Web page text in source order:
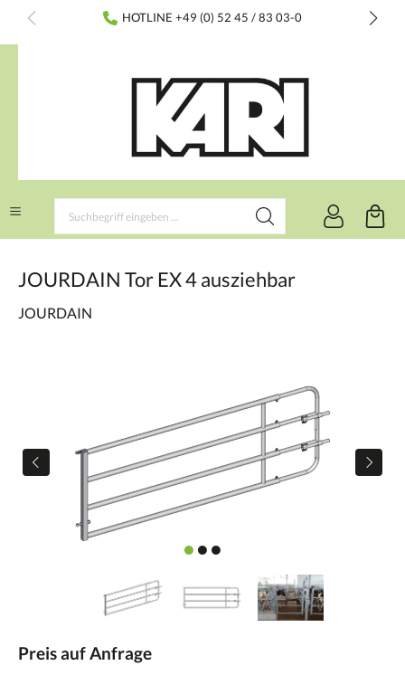
springen HOTLINE +49 (0) 52 45 / 83 03-0
JOURDAIN Tor EX 4 ausziehbar
JOURDAIN
Preis auf Anfrage